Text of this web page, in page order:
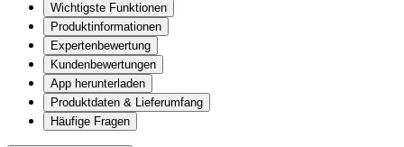
Wichtigste Funktionen
Produktinformationen
Expertenbewertung
Kundenbewertungen
App herunterladen
Produktdaten & Lieferumfang
Häufige Fragen